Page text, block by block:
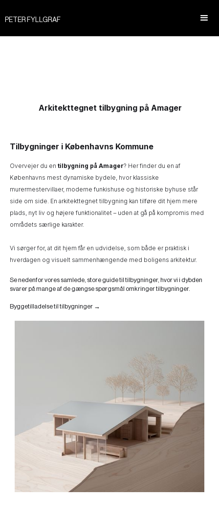
PETER FYLLGRAF
Arkitekttegnet tilbygning på Amager
Tilbygninger i Københavns Kommune
Overvejer du en tilbygning på Amager? Her finder du en af
Københavns mest dynamiske bydele, hvor klassiske
murermestervillaer, moderne funkishuse og historiske byhuse står
side om side. En arkitekttegnet tilbygning kan tilføre dit hjem mere
plads, nyt liv og højere funktionalitet – uden at gå på kompromis med
områdets særlige karakter.
Vi sørger for, at dit hjem får en udvidelse, som både er praktisk i
hverdagen og visuelt sammenhængende med boligens arkitektur.
Se nedenfor vores samlede, store guide til tilbygninger, hvor vi i dybden
svarer på mange af de gængse spørgsmål omkringer tilbygninger.
Byggetilladelse til tilbygninger →